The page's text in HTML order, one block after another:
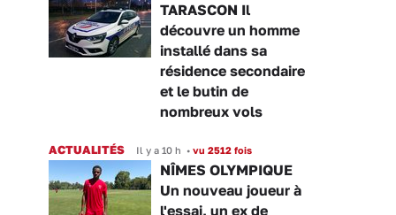
TARASCON Il
découvre un homme
installé dans sa
résidence secondaire
et le butin de
nombreux vols
ACTUALITÉS Il y a 10 h • vu 2512 fois
NÎMES OLYMPIQUE
Un nouveau joueur à
l'essai, un ex de